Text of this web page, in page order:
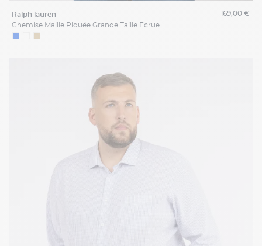
ralph lauren
Chemise Maille Piquée Grande Taille Ecrue
169,00 €